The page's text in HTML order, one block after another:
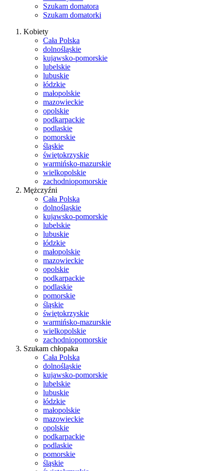
Szukam domatora
Szukam domatorki
Kobiety
Cała Polska
dolnośląskie
kujawsko-pomorskie
lubelskie
lubuskie
łódzkie
małopolskie
mazowieckie
opolskie
podkarpackie
podlaskie
pomorskie
śląskie
świętokrzyskie
warmińsko-mazurskie
wielkopolskie
zachodniopomorskie
Mężczyźni
Cała Polska
dolnośląskie
kujawsko-pomorskie
lubelskie
lubuskie
łódzkie
małopolskie
mazowieckie
opolskie
podkarpackie
podlaskie
pomorskie
śląskie
świętokrzyskie
warmińsko-mazurskie
wielkopolskie
zachodniopomorskie
Szukam chłopaka
Cała Polska
dolnośląskie
kujawsko-pomorskie
lubelskie
lubuskie
łódzkie
małopolskie
mazowieckie
opolskie
podkarpackie
podlaskie
pomorskie
śląskie